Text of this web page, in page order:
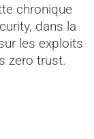
chronique
dans la
les exploits
zero trust.